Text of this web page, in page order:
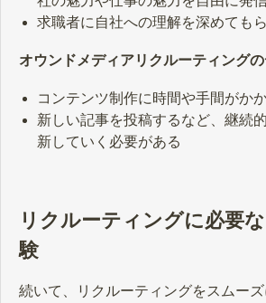
求職者に自社への理解を深めても
オウンドメディアリクルーティング
コンテンツ制作に時間や手間がか
新しい記事を投稿するなど、継続
新していく必要がある
リクルーティングに必要
験
続いて、リクルーティングをスムー